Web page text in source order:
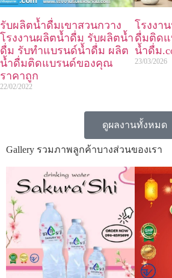
รับผลิตน้ำดื่มเขาสวนกวาง
โรงงานผลิตน้ำดื่ม รับผลิตน้ำ
ดื่ม รับทำแบรนด์น้ำดื่ม ผลิต
น้ำดื่มติดแบรนด์ของคุณ
ราคาถูก
22/02/2022
โรงงา
ดื่มติดแ
น้ำดื่ม
23/03/2026
ดูผลงานทั้งหมด
Gallery รวมภาพลูกค้าบางส่วนของเรา